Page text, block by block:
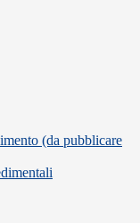
(da pubblicare